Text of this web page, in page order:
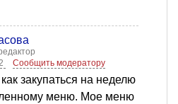
Сообщить модератору
закупаться на неделю
меню. Мое меню